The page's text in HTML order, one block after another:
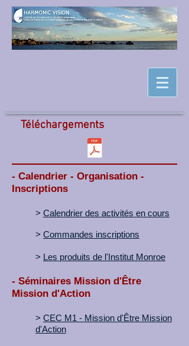
Téléchargements
- Calendrier - Organisation -
Inscriptions
> Calendrier des activités en cours
> Commandes inscriptions
> Les produits de l'Institut Monroe
- Séminaires Mission d'Être
Mission d'Action
> CEC M1 - Mission d'Être Mission
d'Action